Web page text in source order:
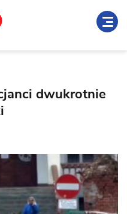
dwukrotnie